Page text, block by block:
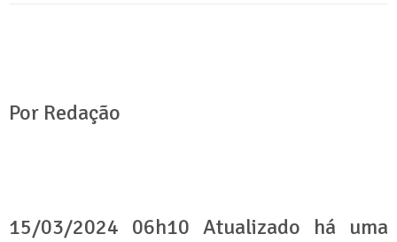
Por Redação
15/03/2024 06h10 Atualizado há uma